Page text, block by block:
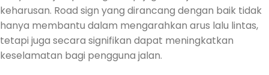
keharusan. Road sign yang dirancang dengan baik tidak
hanya membantu dalam mengarahkan arus lalu lintas,
tetapi juga secara signifikan dapat meningkatkan
keselamatan bagi pengguna jalan.